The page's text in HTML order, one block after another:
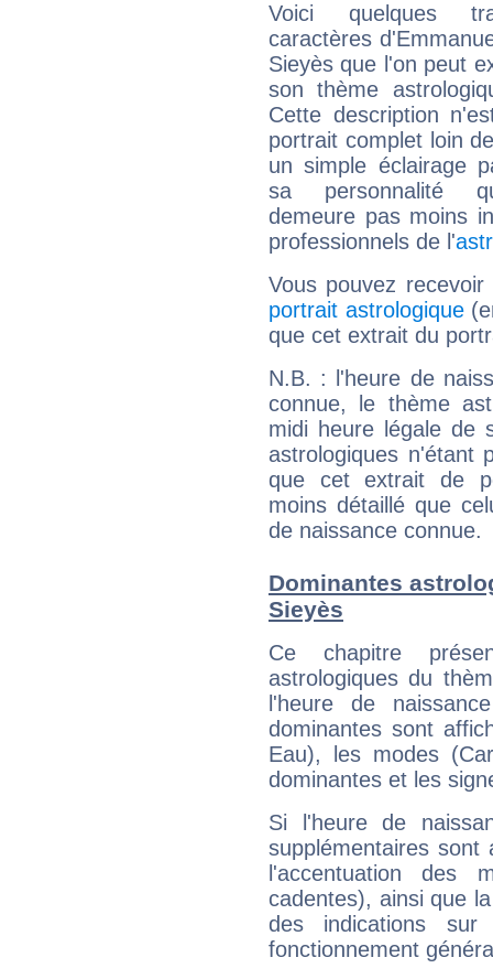
Voici quelques
caractères
Sieyès que l'on peut
son thème
Cette description
portrait complet loin
un simple éclairage
sa personnalité
demeure pas moins
professionnels de l'
Vous pouvez
portrait astrologique
que cet extrait du
N.B. : l'heure de
connue, le thème
midi heure légale de
astrologiques n'étant
que cet extrait de
moins détaillé que
de naissance connue.
Dominantes
Sieyès
Ce chapitre
astrologiques du
l'heure de
dominantes sont
Eau), les modes
dominantes et les
Si l'heure de
supplémentaires sont
l'accentuation des
cadentes), ainsi que
des indications sur
fonctionnement